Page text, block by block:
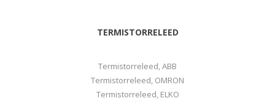
TERMISTORRELEED
Termistorreleed, ABB
Termistorreleed, OMRON
Termistorreleed, ELKO